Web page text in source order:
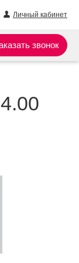
Личный кабинет
звонок